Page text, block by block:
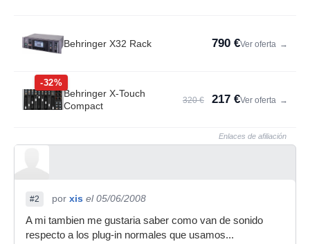
Behringer X32 Rack 790 €Ver oferta →
-32%
Behringer X-Touch
Compact
320 € 217 €Ver oferta →
Enlaces de afiliación
#2 por xis el 05/06/2008
A mi tambien me gustaria saber como van de sonido
respecto a los plug-in normales que usamos...